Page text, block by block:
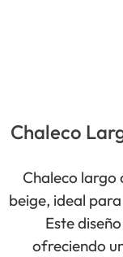
Chaleco
Chaleco largo
beige, ideal
Este
ofreciendo